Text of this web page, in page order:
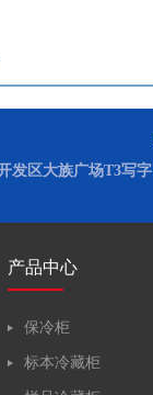
发区大族广场T3写字
产品中心
保冷柜
标本冷藏柜